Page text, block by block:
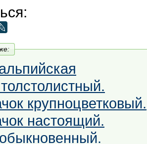
крупноцветковый.
настоящий.